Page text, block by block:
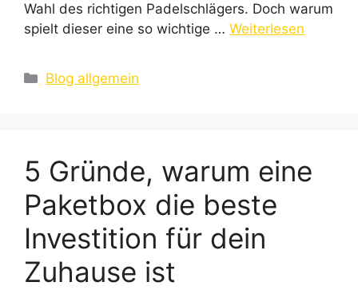
Wahl des richtigen Padelschlägers. Doch warum
spielt dieser eine so wichtige … Weiterlesen
Kategorien
Blog allgemein
5 Gründe, warum eine
Paketbox die beste
Investition für dein
Zuhause ist